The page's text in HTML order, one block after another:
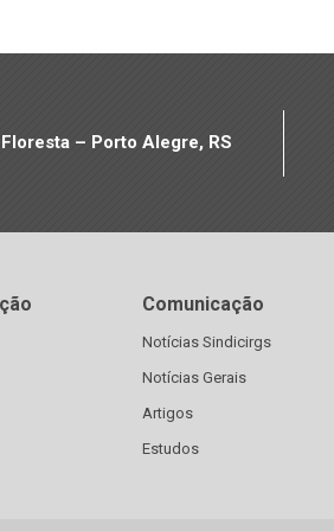
– Porto Alegre, RS
Comunicação
Notícias Sindicirgs
Notícias Gerais
Artigos
Estudos